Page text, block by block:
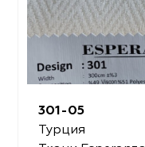
301-05
Турция